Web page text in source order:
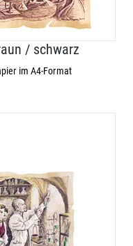
/ schwarz
im A4-Format